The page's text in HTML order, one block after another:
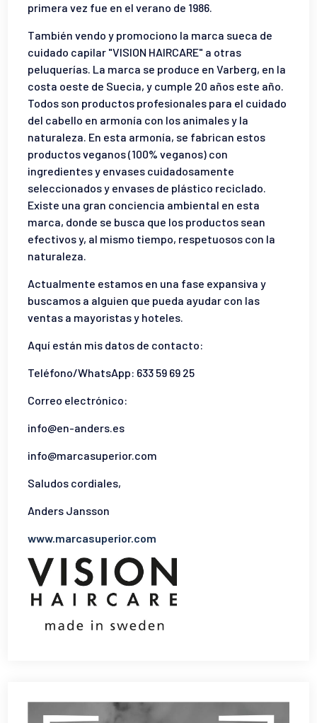
primera vez fue en el verano de 1986.
También vendo y promociono la marca sueca de
cuidado capilar "VISION HAIRCARE" a otras
peluquerías. La marca se produce en Varberg, en la
costa oeste de Suecia, y cumple 20 años este año.
Todos son productos profesionales para el cuidado
del cabello en armonía con los animales y la
naturaleza. En esta armonía, se fabrican estos
productos veganos (100% veganos) con
ingredientes y envases cuidadosamente
seleccionados y envases de plástico reciclado.
Existe una gran conciencia ambiental en esta
marca, donde se busca que los productos sean
efectivos y, al mismo tiempo, respetuosos con la
naturaleza.
Actualmente estamos en una fase expansiva y
buscamos a alguien que pueda ayudar con las
ventas a mayoristas y hoteles.
Aquí están mis datos de contacto:
Teléfono/WhatsApp: 633 59 69 25
Correo electrónico:
info@en-anders.es
info@marcasuperior.com
Saludos cordiales,
Anders Jansson
www.marcasuperior.com